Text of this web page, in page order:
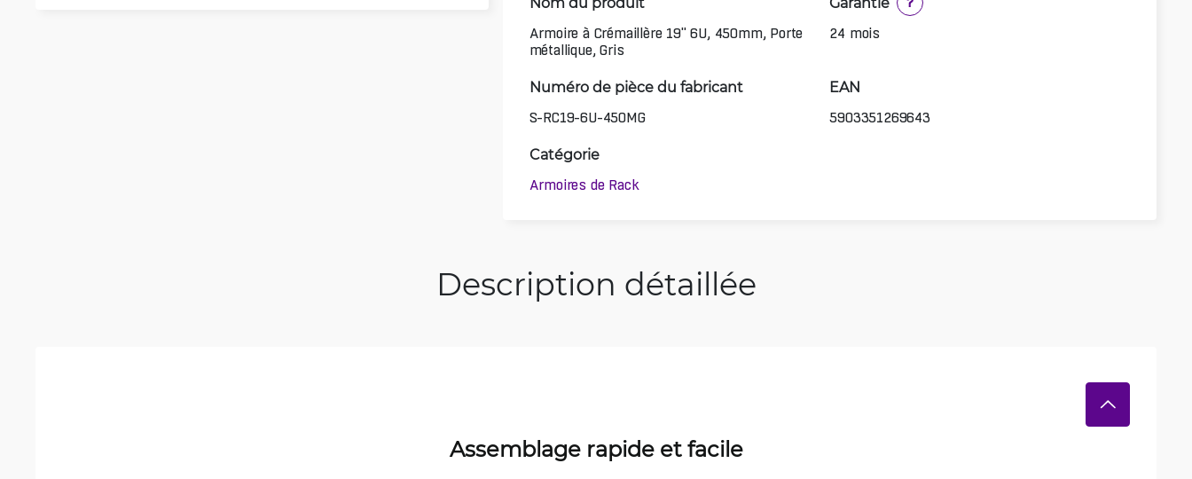
Armoire à Crémaillère 19" 6U, 450mm, Porte
métallique, Gris
24 mois
Numéro de pièce du fabricant
S-RC19-6U-450MG
EAN
5903351269643
Catégorie
Armoires de Rack
Description détaillée
Assemblage rapide et facile